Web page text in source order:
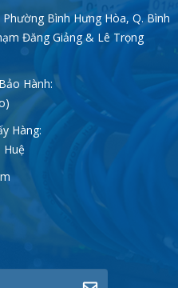
Bình Hưng Hòa, Q. Bình
Đăng Giảng & Lê Trọng
Hành:
Hàng:
Huệ